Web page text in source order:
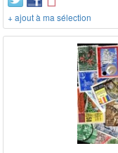
+ ajout à ma sélection